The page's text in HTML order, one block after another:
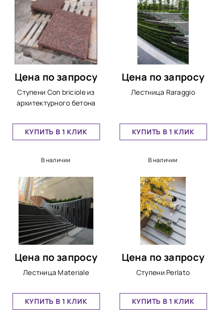
Цена по запросу
Ступени Con briciole из
архитектурного бетона
КУПИТЬ В 1 КЛИК
В наличии
Цена по запросу
Лестница Rаraggio
КУПИТЬ В 1 КЛИК
В наличии
Цена по запросу
Лестница Materiale
КУПИТЬ В 1 КЛИК
Цена по запросу
Ступени Perlato
КУПИТЬ В 1 КЛИК